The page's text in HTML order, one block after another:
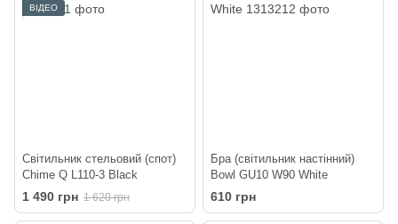
ВІДЕО
Світильник стельовий (спот)
Chime Q L110-3 Black
1 490 грн 1 620 грн
Бра (світильник настінний)
Bowl GU10 W90 White
610 грн